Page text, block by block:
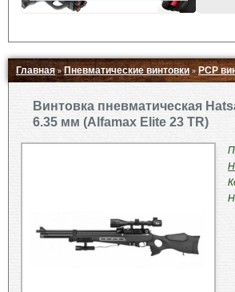
Главная»Пневматические винтовки » PCP
Винтовка пневматическая
6.35 мм (Alfamax Elite 23 TR)